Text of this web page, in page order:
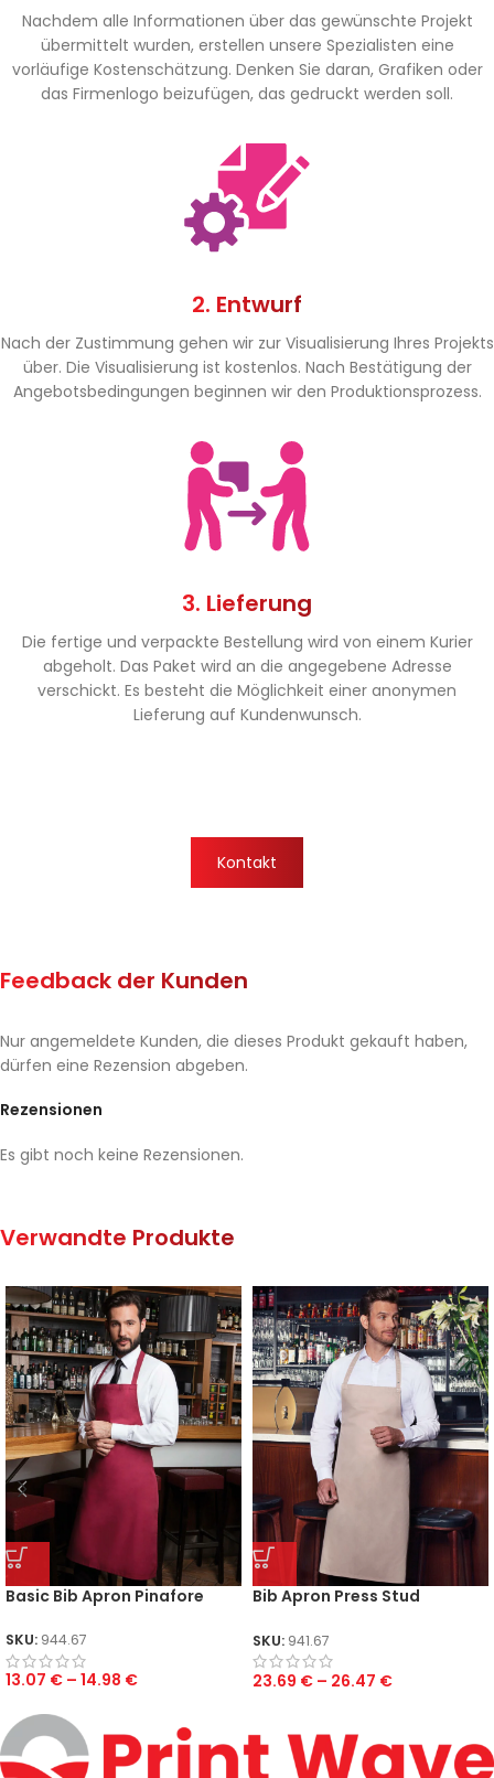
Nachdem alle Informationen über das gewünschte Projekt
übermittelt wurden, erstellen unsere Spezialisten eine
vorläufige Kostenschätzung. Denken Sie daran, Grafiken oder
das Firmenlogo beizufügen, das gedruckt werden soll.
2. Entwurf
Nach der Zustimmung gehen wir zur Visualisierung Ihres Projekts
über. Die Visualisierung ist kostenlos. Nach Bestätigung der
Angebotsbedingungen beginnen wir den Produktionsprozess.
3. Lieferung
Die fertige und verpackte Bestellung wird von einem Kurier
abgeholt. Das Paket wird an die angegebene Adresse
verschickt. Es besteht die Möglichkeit einer anonymen
Lieferung auf Kundenwunsch.
Kontakt
Feedback der Kunden
Rezensionen
Es gibt noch keine Rezensionen.
Nur angemeldete Kunden, die dieses Produkt gekauft haben,
dürfen eine Rezension abgeben.
Verwandte Produkte
Basic Bib Apron Pinafore
SKU: 944.67
13.07 € – 14.98 €
Bib Apron Press Stud
SKU: 941.67
23.69 € – 26.47 €